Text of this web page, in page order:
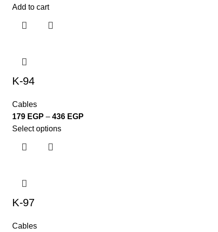
Add to cart
K-94
Cables
179 EGP – 436 EGP
Select options
K-97
Cables